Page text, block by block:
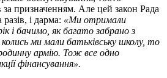
призначенням. Але цей закон Рада
разів, і дарма: «Ми отримали
і бачимо, як багато забрано з
ми мали батьківську школу, то
армію. Тож все одно
фінансування».